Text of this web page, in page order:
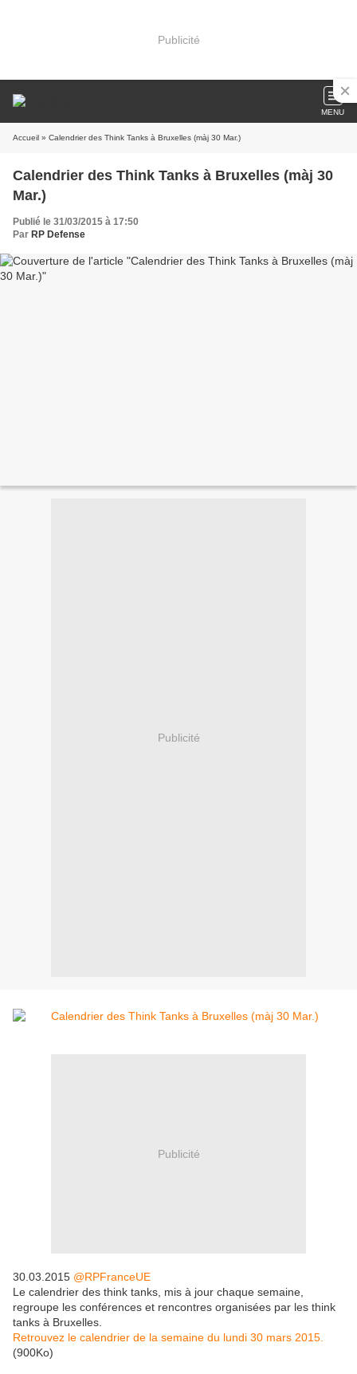
Publicité
MENU
Accueil » Calendrier des Think Tanks à Bruxelles (màj 30 Mar.)
Calendrier des Think Tanks à Bruxelles (màj 30
Mar.)
Publié le 31/03/2015 à 17:50
Par RP Defense
Publicité
Publicité
30.03.2015 @RPFranceUE
Le calendrier des think tanks, mis à jour chaque semaine,
regroupe les conférences et rencontres organisées par les think
tanks à Bruxelles.
Retrouvez le calendrier de la semaine du lundi 30 mars 2015.
(900Ko)